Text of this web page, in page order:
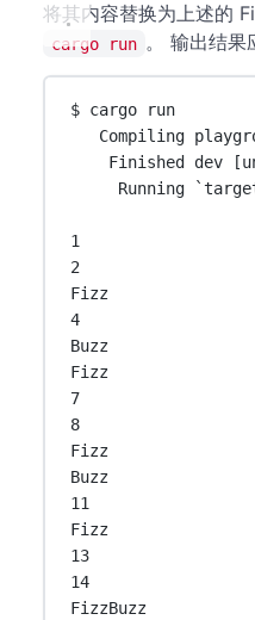
将其内容替换为上述的
cargo run 。 输出结果
$ cargo run
Compiling
Finished dev
Running
1
2
Fizz
4
Buzz
Fizz
7
8
Fizz
Buzz
11
Fizz
13
14
FizzBuzz